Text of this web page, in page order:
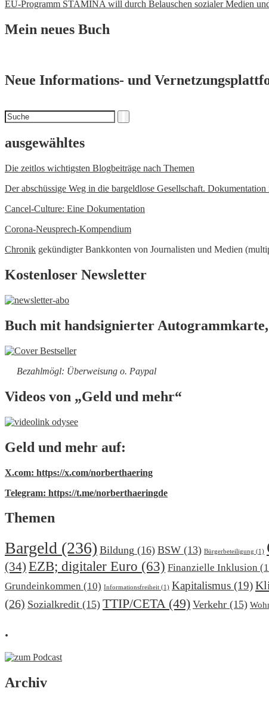
Navigation
EU-Programm STAMINA will durch Belauschen sozialer Medien
Mein neues Buch
Neue Informations- und
Suchen
nach
ausgewähltes
Die zeitlos wichtigsten Blogbeiträge nach Themen
Der abschüssige Weg in die bargeldlose Gesellschaft.
Cancel-Culture: Eine Dokumentation
Corona-Neusprech-Kompendium
Chronik gekündigter Bankkonten von Journalisten und Medien
Kostenloser Newsletter
Buch mit handsignierter
Bezahlmögl: Überweisung o. Paypal
Videos von „Geld und mehr“
Geld und mehr auf:
X.com: https://x.com/norberthaering
Telegram: https://t.me/norberthaeringde
Themen
Bargeld (236) Bildung (16) BSW (13) Bürgerbeteiligung (1)
(34) EZB; digitaler Euro (63) Finanzielle Inklusion
Grundeinkommen (10) Informationsfreiheit (1) Kapitalismus (19)
(26) Sozialkredit (15) TTIP/CETA(49) Verkehr (15)
.
Archiv